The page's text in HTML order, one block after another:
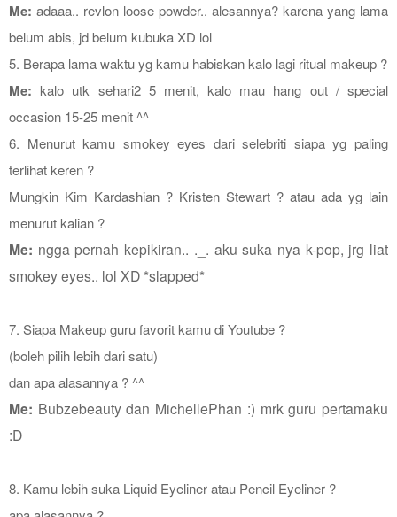
Me: adaaa.. revlon loose powder.. alesannya? karena yang lama
belum abis, jd belum kubuka XD lol
5. Berapa lama waktu yg kamu habiskan kalo lagi ritual makeup ?
Me: kalo utk sehari2 5 menit, kalo mau hang out / special
occasion 15-25 menit ^^
6. Menurut kamu smokey eyes dari selebriti siapa yg paling
terlihat keren ?
Mungkin Kim Kardashian ? Kristen Stewart ? atau ada yg lain
menurut kalian ?
Me: ngga pernah kepikiran.. ._. aku suka nya k-pop, jrg liat
smokey eyes.. lol XD *slapped*
7. Siapa Makeup guru favorit kamu di Youtube ?
(boleh pilih lebih dari satu)
dan apa alasannya ? ^^
Me: Bubzebeauty dan MichellePhan :) mrk guru pertamaku
:D
8. Kamu lebih suka Liquid Eyeliner atau Pencil Eyeliner ?